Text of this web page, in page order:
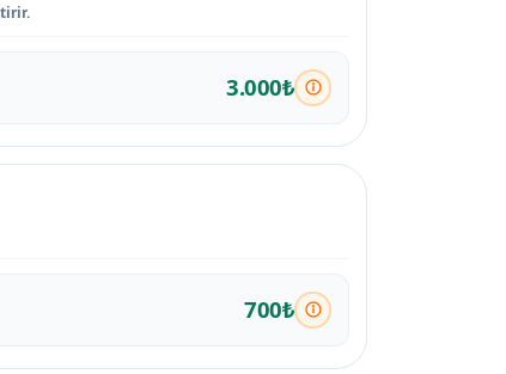
3.000₺
700₺